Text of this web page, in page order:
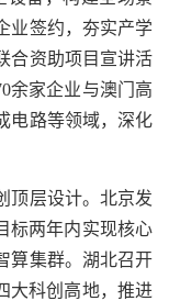
业签约，夯实产学
合资助项目宣讲活
余家企业与澳门高
电路等领域，深化
层设计。北京发
标两年内实现核心
算集群。湖北召开
大科创高地，推进